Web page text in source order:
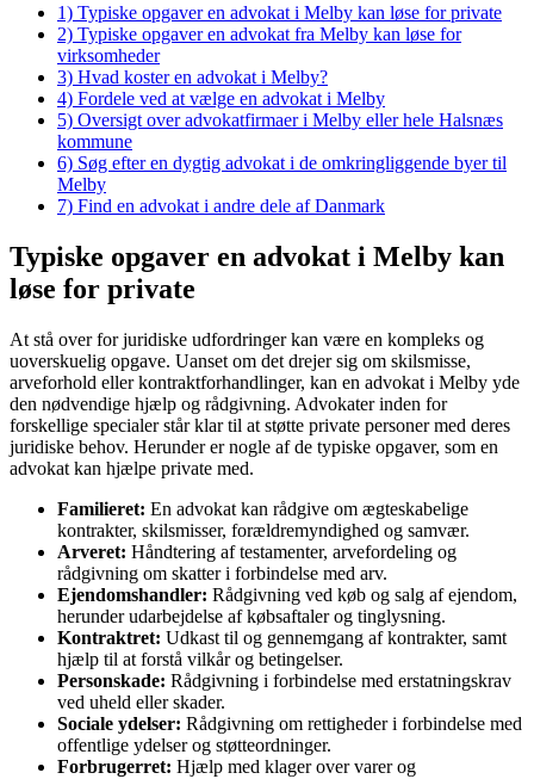
1) Typiske opgaver en advokat i Melby kan løse for private
2) Typiske opgaver en advokat fra Melby kan løse for
virksomheder
3) Hvad koster en advokat i Melby?
4) Fordele ved at vælge en advokat i Melby
5) Oversigt over advokatfirmaer i Melby eller hele Halsnæs
kommune
6) Søg efter en dygtig advokat i de omkringliggende byer til
Melby
7) Find en advokat i andre dele af Danmark
Typiske opgaver en advokat i Melby kan
løse for private
At stå over for juridiske udfordringer kan være en kompleks og
uoverskuelig opgave. Uanset om det drejer sig om skilsmisse,
arveforhold eller kontraktforhandlinger, kan en advokat i Melby yde
den nødvendige hjælp og rådgivning. Advokater inden for
forskellige specialer står klar til at støtte private personer med deres
juridiske behov. Herunder er nogle af de typiske opgaver, som en
advokat kan hjælpe private med.
Familieret: En advokat kan rådgive om ægteskabelige
kontrakter, skilsmisser, forældremyndighed og samvær.
Arveret: Håndtering af testamenter, arvefordeling og
rådgivning om skatter i forbindelse med arv.
Ejendomshandler: Rådgivning ved køb og salg af ejendom,
herunder udarbejdelse af købsaftaler og tinglysning.
Kontraktret: Udkast til og gennemgang af kontrakter, samt
hjælp til at forstå vilkår og betingelser.
Personskade: Rådgivning i forbindelse med erstatningskrav
ved uheld eller skader.
Sociale ydelser: Rådgivning om rettigheder i forbindelse med
offentlige ydelser og støtteordninger.
Forbrugerret: Hjælp med klager over varer og